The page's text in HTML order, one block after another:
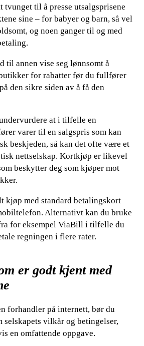
til å presse utsalgsprisene
sine – for babyer og barn, så vel
og noen ganger til og med
til annen vise seg lønnsomt å
for rabatter før du fullfører
den sikre siden av å få den
at i tilfelle en
varer til en salgspris som kan
beskjeden, så kan det ofte være et
nettselskap. Kortkjøp er likevel
beskytter deg som kjøper mot
kjøp med standard betalingskort
Alternativt kan du bruke
for eksempel ViaBill i tilfelle du
regningen i flere rater.
er godt kjent med
forhandler på internett, bør du
selskapets vilkår og betingelser,
en omfattende oppgave.